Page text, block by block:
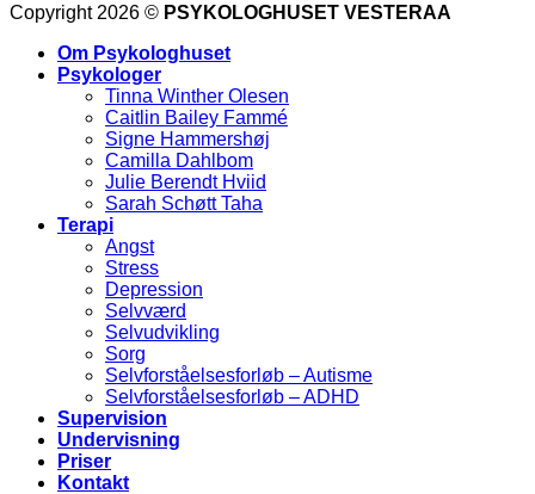
Copyright 2026 © PSYKOLOGHUSET VESTERAA
Om Psykologhuset
Psykologer
Tinna Winther Olesen
Caitlin Bailey Fammé
Signe Hammershøj
Camilla Dahlbom
Julie Berendt Hviid
Sarah Schøtt Taha
Terapi
Angst
Stress
Depression
Selvværd
Selvudvikling
Sorg
Selvforståelsesforløb – Autisme
Selvforståelsesforløb – ADHD
Supervision
Undervisning
Priser
Kontakt